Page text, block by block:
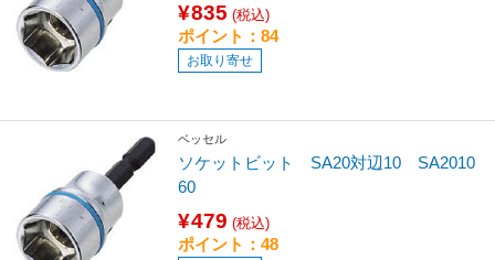
¥835 (税込)
ポイント：84
お取り寄せ
ベッセル
ソケットビット SA20対辺10 SA2010
60
¥479 (税込)
ポイント：48